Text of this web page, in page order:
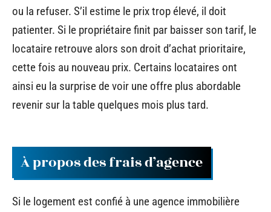
ou la refuser. S’il estime le prix trop élevé, il doit
patienter. Si le propriétaire finit par baisser son tarif, le
locataire retrouve alors son droit d’achat prioritaire,
cette fois au nouveau prix. Certains locataires ont
ainsi eu la surprise de voir une offre plus abordable
revenir sur la table quelques mois plus tard.
À propos des frais d’agence
Si le logement est confié à une agence immobilière